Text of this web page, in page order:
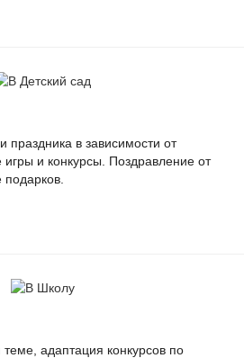
праздника в зависимости от
игры и конкурсы. Поздравление от
адаптация конкурсов по